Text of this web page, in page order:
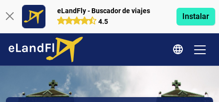
eLandFly - Buscador de viajes
4.5
Instalar